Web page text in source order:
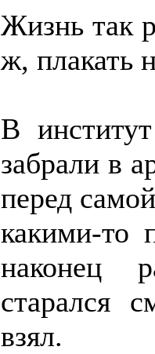
Жизнь так
ж, плакать
В
забрали в
перед
какими-то
наконец
старался
взял.